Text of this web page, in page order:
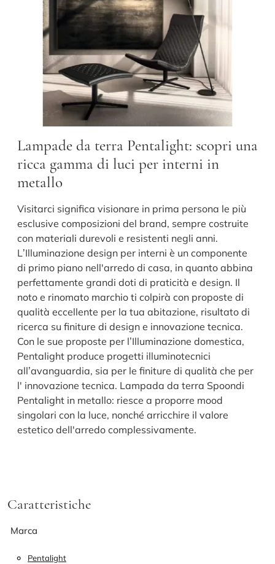
Lampade da terra Pentalight: scopri una
ricca gamma di luci per interni in
metallo
Visitarci significa visionare in prima persona le più
esclusive composizioni del brand, sempre costruite
con materiali durevoli e resistenti negli anni.
L’Illuminazione design per interni è un componente
di primo piano nell'arredo di casa, in quanto abbina
perfettamente grandi doti di praticità e design. Il
noto e rinomato marchio ti colpirà con proposte di
qualità eccellente per la tua abitazione, risultato di
ricerca su finiture di design e innovazione tecnica.
Con le sue proposte per l’Illuminazione domestica,
Pentalight produce progetti illuminotecnici
all’avanguardia, sia per le finiture di qualità che per
l' innovazione tecnica. Lampada da terra Spoondi
Pentalight in metallo: riesce a proporre mood
singolari con la luce, nonché arricchire il valore
estetico dell'arredo complessivamente.
Caratteristiche
Marca
Pentalight